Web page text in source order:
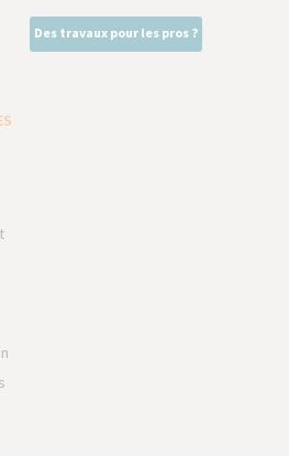
Des travaux pour les pros ?